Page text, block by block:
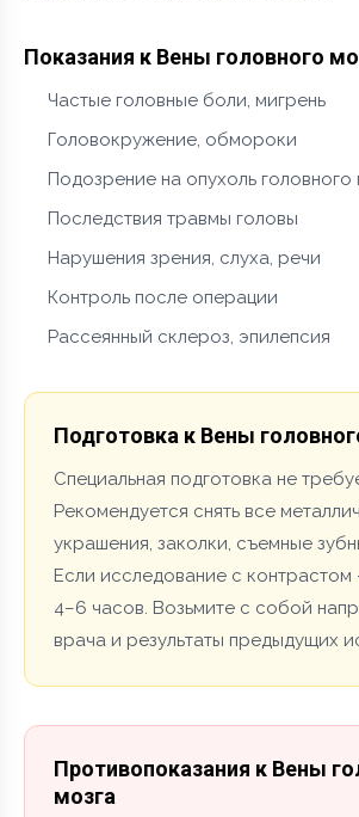
Показания к Вены головного
Частые головные боли, мигрень
Головокружение, обмороки
Подозрение на опухоль головного
Последствия травмы головы
Нарушения зрения, слуха, речи
Контроль после операции
Рассеянный склероз, эпилепсия
Подготовка к Вены
Специальная подготовка не
Рекомендуется снять все
украшения, заколки, съемные
Если исследование с контрастом
4–6 часов. Возьмите с собой
врача и результаты предыдущих
Противопоказания к Вены
мозга